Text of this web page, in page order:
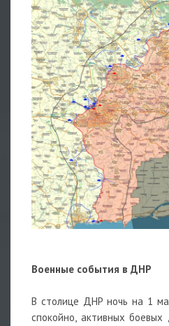
Военные события в ДНР
В столице ДНР ночь на 1
спокойно, активных